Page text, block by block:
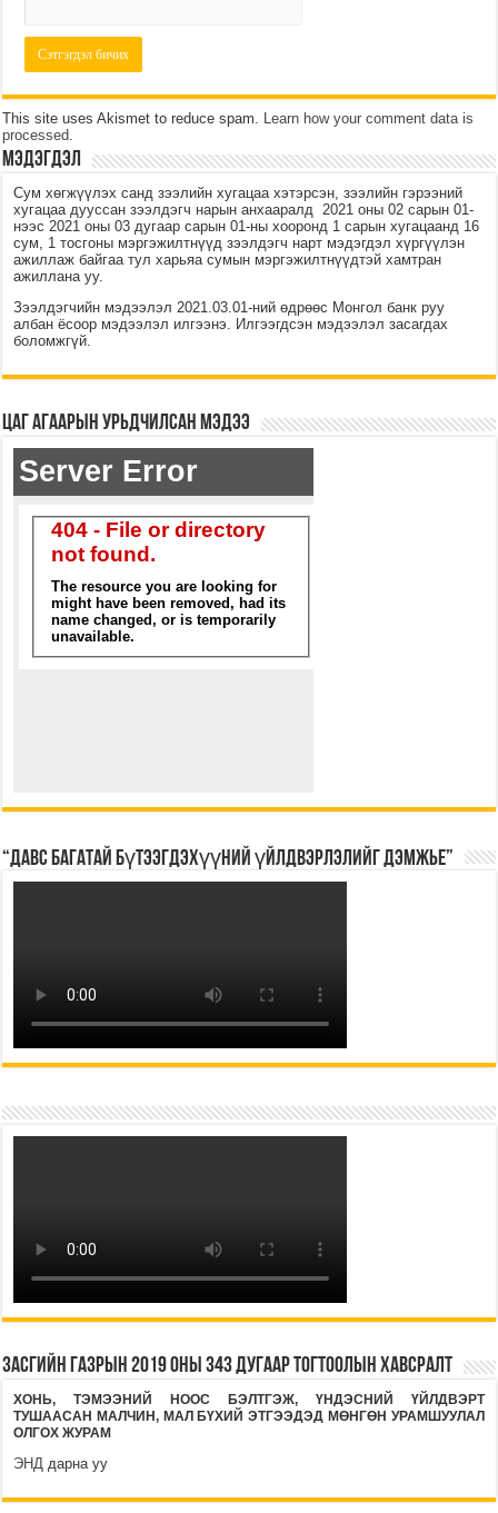
This site uses Akismet to reduce spam. Learn how your comment data is
processed
МЭДЭГДЭЛ
Сум хөгжүүлэх санд зээлийн хугацаа хэтэрсэн, зээлийн гэрээний
хугацаа дууссан зээлдэгч нарын анхааралд 2021 оны 02 сарын 01-
нээс 2021 оны 03 дугаар сарын 01-ны хооронд 1 сарын хугацаанд 16
сум, 1 тосгоны мэргэжилтнүүд зээлдэгч нарт мэдэгдэл хүргүүлэн
ажиллаж байгаа тул харьяа сумын мэргэжилтнүүдтэй хамтран
ажиллана уу.
Зээлдэгчийн мэдээлэл 2021.03.01-ний өдрөөс Монгол банк руу
албан ёсоор мэдээлэл илгээнэ. Илгээгдсэн мэдээлэл засагдах
боломжгүй.
Цаг агаарын урьдчилсан мэдээ
“Давс багатай бүтээгдэхүүний үйлдвэрлэлийг дэмжье”
Засгийн газрын 2019 оны 343 дугаар тогтоолын хавсралт
ХОНЬ, ТЭМЭЭНИЙ НООС БЭЛТГЭЖ, ҮНДЭСНИЙ ҮЙЛДВЭРТ
ТУШААСАН МАЛЧИН, МАЛ БҮХИЙ ЭТГЭЭДЭД МӨНГӨН УРАМШУУЛАЛ
ОЛГОХ ЖУРАМ
ЭНД дарна уу